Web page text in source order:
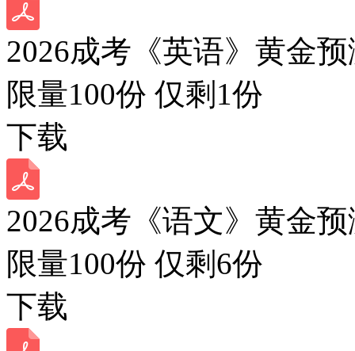
2026成考《英语》黄金
限量100份 仅剩 1份
下载
2026成考《语文》黄金
限量100份 仅剩 6份
下载